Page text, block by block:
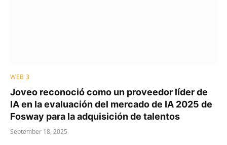
WEB 3
Joveo reconoció como un proveedor líder de
IA en la evaluación del mercado de IA 2025 de
Fosway para la adquisición de talentos
September 18, 2025